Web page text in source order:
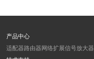
产品中心
适配器路由器 网络扩展信号放大器